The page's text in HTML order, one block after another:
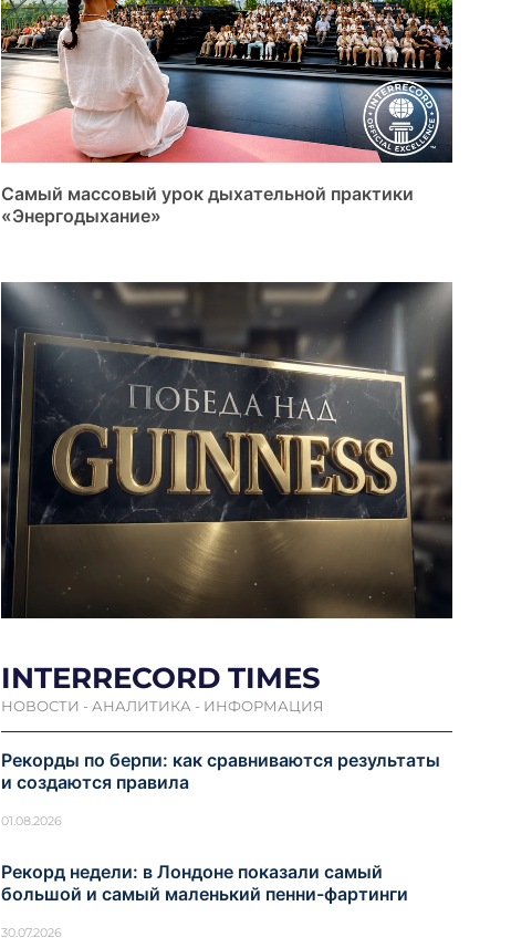
Самый массовый урок дыхательной практики
«Энергодыхание»
INTERRECORD TIMES
НОВОСТИ - АНАЛИТИКА - ИНФОРМАЦИЯ
Рекорды по берпи: как сравниваются результаты
и создаются правила
01.08.2026
Рекорд недели: в Лондоне показали самый
большой и самый маленький пенни-фартинги
30.07.2026